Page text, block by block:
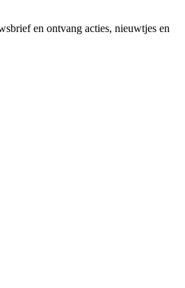
en ontvang acties, nieuwtjes en